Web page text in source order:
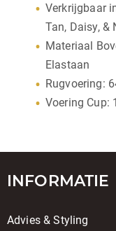
Verkrijgbaar
Tan, Daisy, &
Materiaal
Elastaan
Rugvoering:
Voering Cup:
INFORMATIE
Advies & Styling